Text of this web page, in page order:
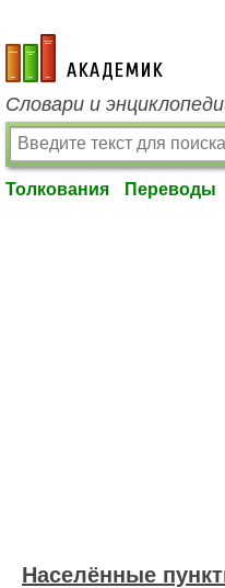
academic.ru
Словари и
Толкования Переводы
Населённые